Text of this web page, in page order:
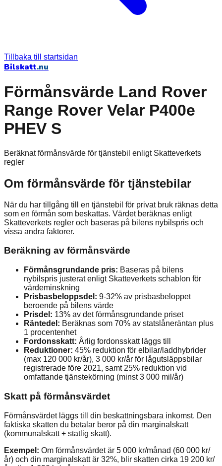
Tillbaka till startsidan
Bilskatt.nu
Förmånsvärde Land Rover
Range Rover Velar P400e
PHEV S
Beräknat förmånsvärde för tjänstebil enligt Skatteverkets
regler
Om förmånsvärde för tjänstebilar
När du har tillgång till en tjänstebil för privat bruk räknas detta
som en förmån som beskattas. Värdet beräknas enligt
Skatteverkets regler och baseras på bilens nybilspris och
vissa andra faktorer.
Beräkning av förmånsvärde
Förmånsgrundande pris: Baseras på bilens
nybilspris justerat enligt Skatteverkets schablon för
värdeminskning
Prisbasbeloppsdel: 9-32% av prisbasbeloppet
beroende på bilens värde
Prisdel: 13% av det förmånsgrundande priset
Räntedel: Beräknas som 70% av statslåneräntan plus
1 procentenhet
Fordonsskatt: Årlig fordonsskatt läggs till
Reduktioner: 45% reduktion för elbilar/laddhybrider
(max 120 000 kr/år), 3 000 kr/år för lågutsläppsbilar
registrerade före 2021, samt 25% reduktion vid
omfattande tjänstekörning (minst 3 000 mil/år)
Skatt på förmånsvärdet
Förmånsvärdet läggs till din beskattningsbara inkomst. Den
faktiska skatten du betalar beror på din marginalskatt
(kommunalskatt + statlig skatt).
Exempel: Om förmånsvärdet är 5 000 kr/månad (60 000 kr/
år) och din marginalskatt är 32%, blir skatten cirka 19 200 kr/